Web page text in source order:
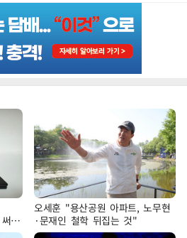
보
오세훈 "용산공원 아파트, 노무현
·문재인 철학 뒤집는 것"